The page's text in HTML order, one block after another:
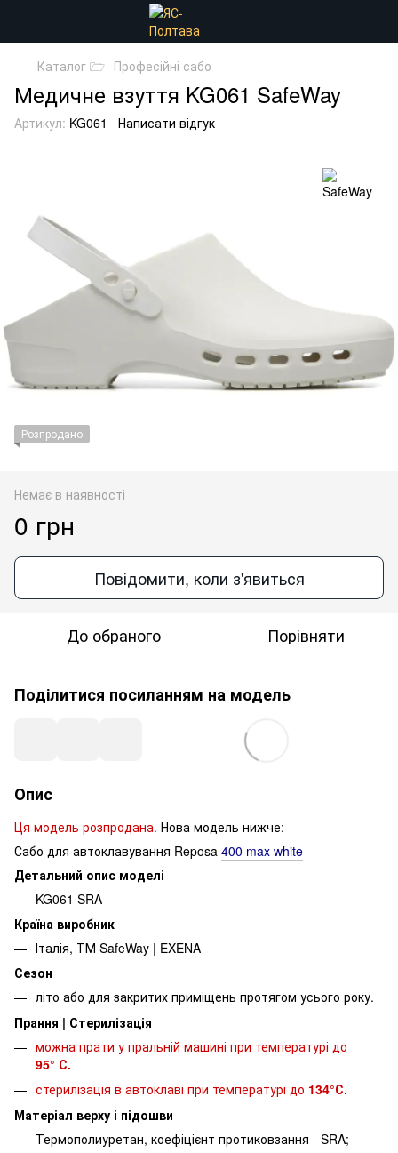
Каталог 🗁 Професійні сабо
Медичне взуття KG061 SafeWay
Артикул: KG061 Написати відгук
Розпродано
Немає в наявності
0 грн
Повідомити, коли з'явиться
До обраного Порівняти
Поділитися посиланням на модель
Опис
Ця модель розпродана. Нова модель нижче:
Сабо для автоклавування Reposa 400 max white
Детальний опис моделі
KG061 SRA
Країна виробник
Італія, ТМ SafeWay | EXENA
Сезон
літо або для закритих приміщень протягом усього року.
Прання | Стерилізація
можна прати у пральній машині при температурі до
95° С.
стерилізація в автоклаві при температурі до 134°С.
Матеріал верху і підошви
Термополиуретан, коефіцієнт протиковзання - SRA;